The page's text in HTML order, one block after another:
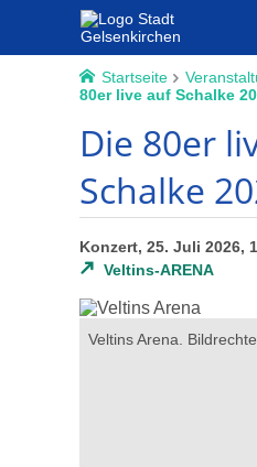
Startseite
80er live auf Schalke
Die 80er
Schalke
Konzert, 25. Juli 2026,
Veltins-ARENA
Veltins Arena.